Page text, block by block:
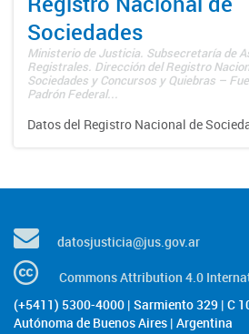
Sociedades
Ministerio de Justicia. Subsecretaría de
Registrales. Dirección del Registro
Sociedades y Concursos y Quiebras –
Padrón Federal...
Datos del Registro Nacional de
datosjusticia@jus.gov.ar
Commons Attribution 4.0
(+5411) 5300-4000 | Sarmiento 329 | C
Autónoma de Buenos Aires | Argentina